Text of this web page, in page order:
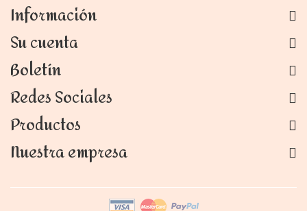
Información
Su cuenta
Boletín
Redes Sociales
Productos
Nuestra empresa